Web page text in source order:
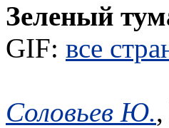
Зеленый
GIF: все
Соловьев Ю.,